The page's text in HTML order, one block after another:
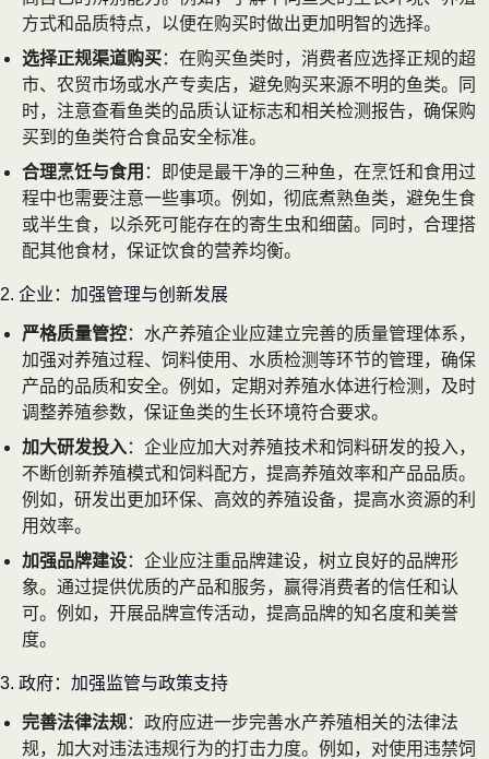
方式和品质特点，以便在购买时做出更加明智的选择。
选择正规渠道购买：在购买鱼类时，消费者应选择正规的超
市、农贸市场或水产专卖店，避免购买来源不明的鱼类。同
时，注意查看鱼类的品质认证标志和相关检测报告，确保购
买到的鱼类符合食品安全标准。
合理烹饪与食用 ：即使是最干净的三种鱼，在烹饪和食用过
程中也需要注意一些事项。例如，彻底煮熟鱼类，避免生食
或半生食，以杀死可能存在的寄生虫和细菌。同时，合理搭
配其他食材，保证饮食的营养均衡。
2. 企业：加强管理与创新发展
严格质量管控：水产养殖企业应建立完善的质量管理体系，
加强对养殖过程、饲料使用、水质检测等环节的管理，确保
产品的品质和安全。例如，定期对养殖水体进行检测，及时
调整养殖参数，保证鱼类的生长环境符合要求。
加大研发投入：企业应加大对养殖技术和饲料研发的投入，
不断创新养殖模式和饲料配方，提高养殖效率和产品品质。
例如，研发出更加环保、高效的养殖设备，提高水资源的利
用效率。
加强品牌建设：企业应注重品牌建设，树立良好的品牌形
象。通过提供优质的产品和服务，赢得消费者的信任和认
可。例如，开展品牌宣传活动，提高品牌的知名度和美誉
度。
3. 政府：加强监管与政策支持
完善法律法规：政府应进一步完善水产养殖相关的法律法
规，加大对违法违规行为的打击力度。例如，对使用违禁饲